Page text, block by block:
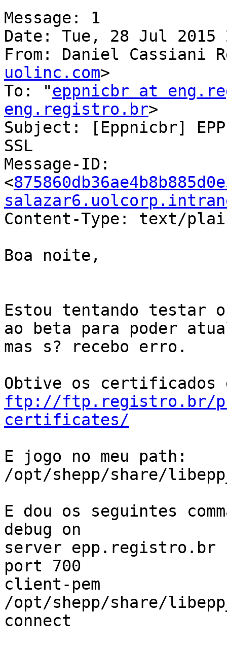
Message: 1
Date: Tue, 28 Jul 2015
From: Daniel Cassiani
uolinc.com>
To: "eppnicbr at
eng.registro.br>
Subject: [Eppnicbr]
SSL
Message-ID:
<
Content-Type: text/
Boa noite,
Estou tentando testar
ao beta para poder
mas s? recebo erro.
ftp://ftp.registro.br/
certificates/
E jogo no meu path:
/opt/shepp/share/
E dou os seguintes
debug on
server epp.registro.br
port 700
client-pem
/opt/shepp/share/
connect